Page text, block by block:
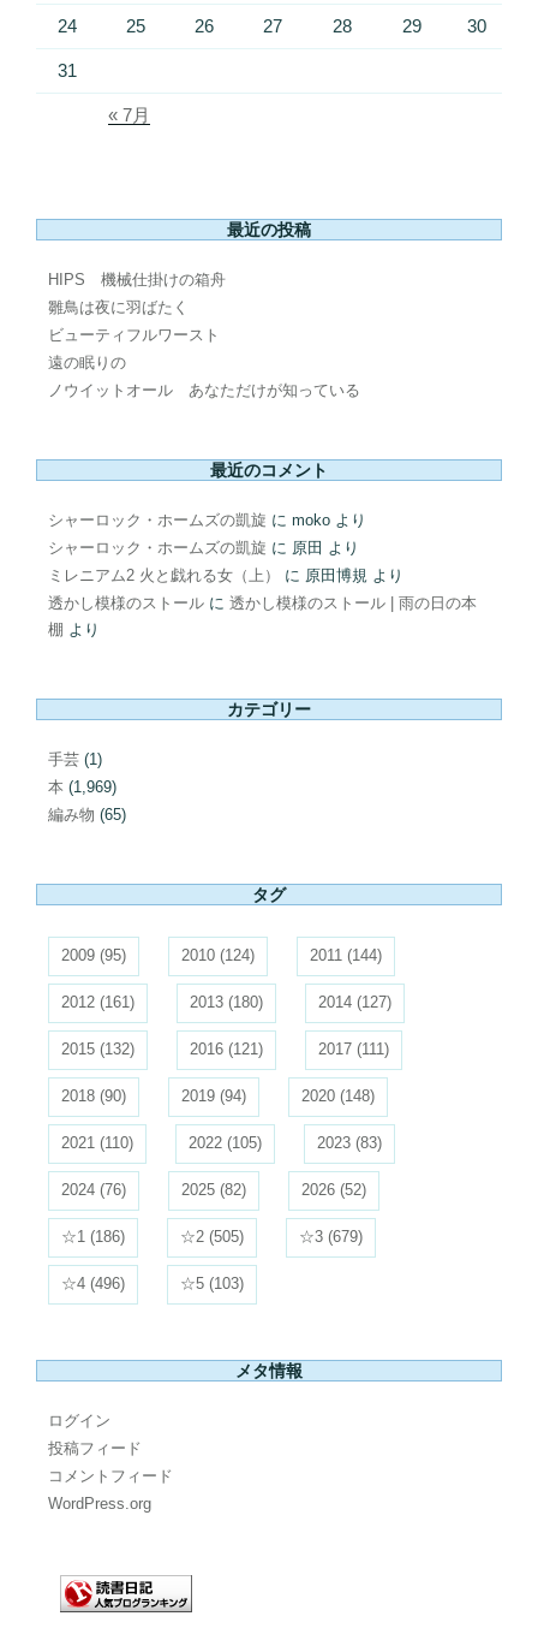
24 25 26 27 28 29 30
31
« 7月
最近の投稿
HIPS 機械仕掛けの箱舟
雛鳥は夜に羽ばたく
ビューティフルワースト
遠の眠りの
ノウイットオール あなただけが知っている
最近のコメント
シャーロック・ホームズの凱旋 に moko より
シャーロック・ホームズの凱旋 に 原田 より
ミレニアム2 火と戯れる女（上）
に 原田博規 より
透かし模様のストール に 透かし模様のストール | 雨の日の本
棚 より
カテゴリー
手芸 (1)
本 (1,969)
編み物 (65)
タグ
2009 (95) 2010 (124) 2011 (144)
2012 (161) 2013 (180) 2014 (127)
2015 (132) 2016 (121) 2017 (111)
2018 (90) 2019 (94) 2020 (148)
2021 (110) 2022 (105) 2023 (83)
2024 (76) 2025 (82) 2026 (52)
☆1 (186) ☆2 (505) ☆3 (679)
☆4 (496) ☆5 (103)
メタ情報
ログイン
投稿フィード
コメントフィード
WordPress.org